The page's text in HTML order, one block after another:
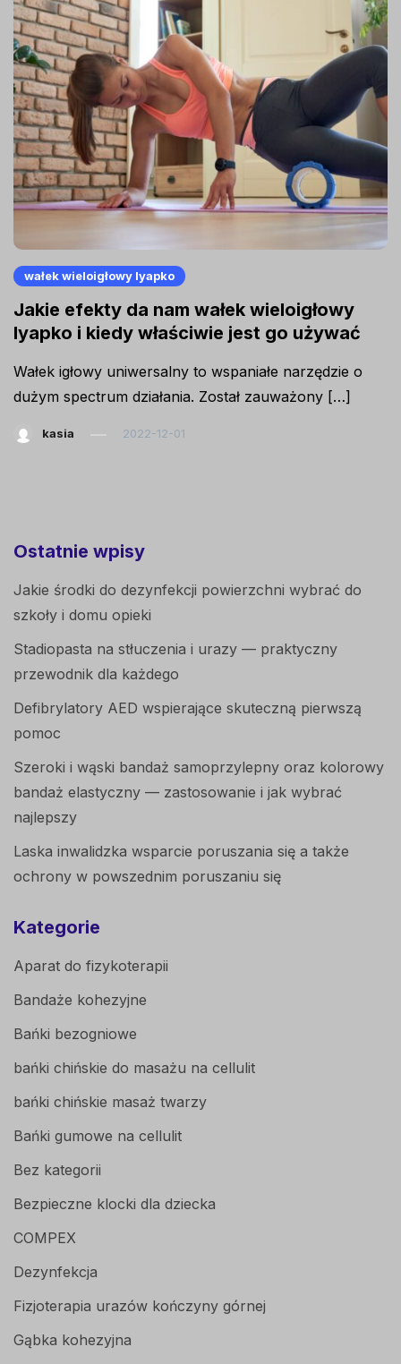
wałek wieloigłowy lyapko
Jakie efekty da nam wałek wieloigłowy
lyapko i kiedy właściwie jest go używać
Wałek igłowy uniwersalny to wspaniałe narzędzie o
dużym spectrum działania. Został zauważony […]
kasia 2022-12-01
Ostatnie wpisy
Jakie środki do dezynfekcji powierzchni wybrać do
szkoły i domu opieki
Stadiopasta na stłuczenia i urazy — praktyczny
przewodnik dla każdego
Defibrylatory AED wspierające skuteczną pierwszą
pomoc
Szeroki i wąski bandaż samoprzylepny oraz kolorowy
bandaż elastyczny — zastosowanie i jak wybrać
najlepszy
Laska inwalidzka wsparcie poruszania się a także
ochrony w powszednim poruszaniu się
Kategorie
Aparat do fizykoterapii
Bandaże kohezyjne
Bańki bezogniowe
bańki chińskie do masażu na cellulit
bańki chińskie masaż twarzy
Bańki gumowe na cellulit
Bez kategorii
Bezpieczne klocki dla dziecka
COMPEX
Dezynfekcja
Fizjoterapia urazów kończyny górnej
Gąbka kohezyjna